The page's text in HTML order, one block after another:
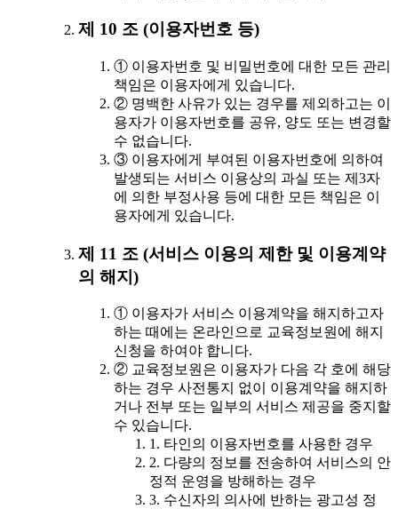
제 10 조 (이용자번호 등)
① 이용자번호 및 비밀번호에 대한 모든 관리
책임은 이용자에게 있습니다.
② 명백한 사유가 있는 경우를 제외하고는 이
용자가 이용자번호를 공유, 양도 또는 변경할
수 없습니다.
③ 이용자에게 부여된 이용자번호에 의하여
발생되는 서비스 이용상의 과실 또는 제3자
에 의한 부정사용 등에 대한 모든 책임은 이
용자에게 있습니다.
제 11 조 (서비스 이용의 제한 및 이용계약
의 해지)
① 이용자가 서비스 이용계약을 해지하고자
하는 때에는 온라인으로 교육정보원에 해지
신청을 하여야 합니다.
② 교육정보원은 이용자가 다음 각 호에 해당
하는 경우 사전통지 없이 이용계약을 해지하
거나 전부 또는 일부의 서비스 제공을 중지할
수 있습니다.
1. 타인의 이용자번호를 사용한 경우
2. 다량의 정보를 전송하여 서비스의 안
정적 운영을 방해하는 경우
3. 수신자의 의사에 반하는 광고성 정